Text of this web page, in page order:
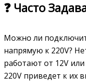
❓ Часто
Можно ли
напрямую к 220V?
работают от 12V
220V приведет к их